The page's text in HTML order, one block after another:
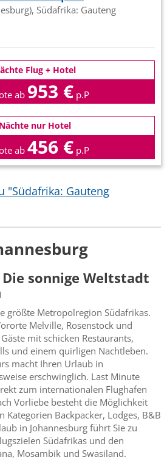
Südafrika: Gauteng
Flug + Hotel
ab 953 € p.P
nur Hotel
ab 456 € p.P
"Südafrika: Gauteng
Die sonnige Weltstadt
größte Metropolregion Südafrikas.
Melville, Rosenstock und
mit schicken Restaurants,
und einem quirligen Nachtleben.
macht Ihren Urlaub in
erschwinglich. Last Minute
zum internationalen Flughafen
Vorliebe besteht die Möglichkeit
Kategorien Backpacker, Lodges, B&B
in Johannesburg führt Sie zu
Südafrikas und den
Mosambik und Swasiland.